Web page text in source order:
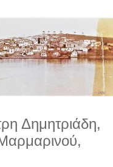
Δημητριάδη,